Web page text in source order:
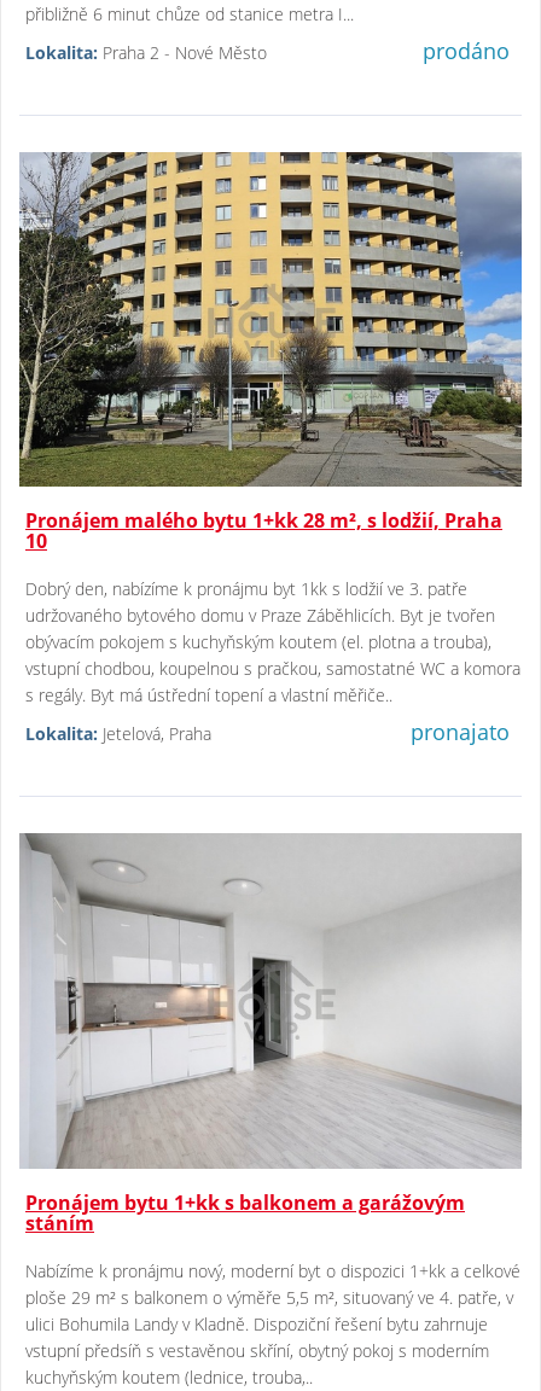
přibližně 6 minut chůze od stanice metra I...
Lokalita: Praha 2 - Nové Město prodáno
Pronájem malého bytu 1+kk 28 m², s lodžií, Praha
10
Dobrý den, nabízíme k pronájmu byt 1kk s lodžií ve 3. patře
udržovaného bytového domu v Praze Záběhlicích. Byt je tvořen
obývacím pokojem s kuchyňským koutem (el. plotna a trouba),
vstupní chodbou, koupelnou s pračkou, samostatné WC a komora
s regály. Byt má ústřední topení a vlastní měřiče..
Lokalita: Jetelová, Praha pronajato
Pronájem bytu 1+kk s balkonem a garážovým
stáním
Nabízíme k pronájmu nový, moderní byt o dispozici 1+kk a celkové
ploše 29 m² s balkonem o výměře 5,5 m², situovaný ve 4. patře, v
ulici Bohumila Landy v Kladně. Dispoziční řešení bytu zahrnuje
vstupní předsíň s vestavěnou skříní, obytný pokoj s moderním
kuchyňským koutem (lednice, trouba,..